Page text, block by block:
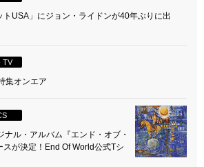
USA」にジョン・ライドンが40年ぶりに出
TV
集オンエア
ル・アルバム『エンド・オブ・
が決定！End Of World公式Tシ